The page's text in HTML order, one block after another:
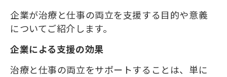
企業が治療と仕事の両立を支援する目的や意義
についてご紹介します。
企業による支援の効果
治療と仕事の両立をサポートすることは、単に